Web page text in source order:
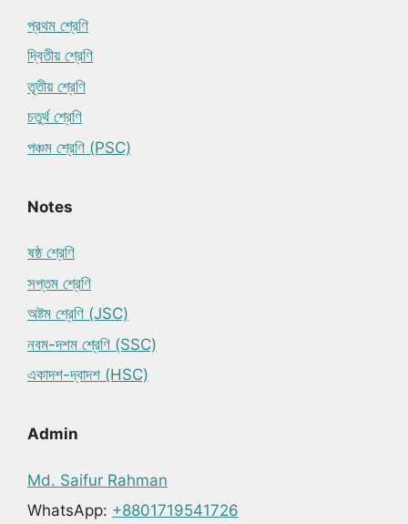
প্রথম শ্রেণি
দ্বিতীয় শ্রেণি
তৃতীয় শ্রেণি
চতুর্থ শ্রেণি
পঞ্চম শ্রেণি (PSC)
Notes
ষষ্ঠ শ্রেণি
সপ্তম শ্রেণি
অষ্টম শ্রেণি (JSC)
নবম-দশম শ্রেণি (SSC)
একাদশ-দ্বাদশ (HSC)
Admin
Md. Saifur Rahman
WhatsApp: +8801719541726